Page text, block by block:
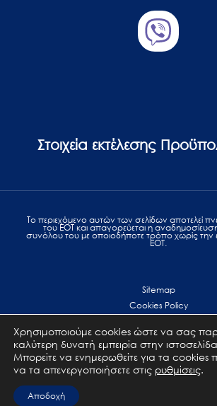
Στοιχεία εκτέλεσης
Το περιεχόμενο αυτών των σελίδων αποτελεί
του ΕΟΤ και απαγορεύεται η
συνόλου του με οποιοδήποτε τρόπο χωρίς την
ΕΟΤ.
Sitemap
Cookies Policy
Terms of use
Επικοινωνία
Χρησιμοποιούμε cookies ώστε να σας
καλύτερη δυνατή εμπειρία στην
Μπορείτε να ενημερωθείτε για τα cookies
να τα απενεργοποιήσετε στις ρυθμίσεις.
Αποδοχή